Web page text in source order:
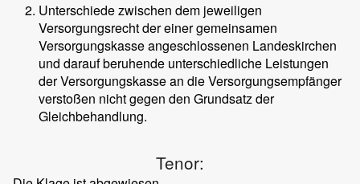
Unterschiede zwischen dem jeweiligen
Versorgungsrecht der einer gemeinsamen
Versorgungskasse angeschlossenen Landeskirchen
und darauf beruhende unterschiedliche Leistungen
der Versorgungskasse an die Versorgungsempfänger
verstoßen nicht gegen den Grundsatz der
Gleichbehandlung.
Tenor: